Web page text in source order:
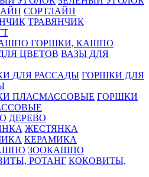
СОРТЛАЙН
ТРАВЯНЧИК
ГОРШКИ, КАШПО
ВАЗЫ ДЛЯ
ГОРШКИ ДЛЯ
ГОРШКИ
ДЕРЕВО
ЖЕСТЯНКА
КЕРАМИКА
ЗООКАШПО
КОКОВИТЫ,